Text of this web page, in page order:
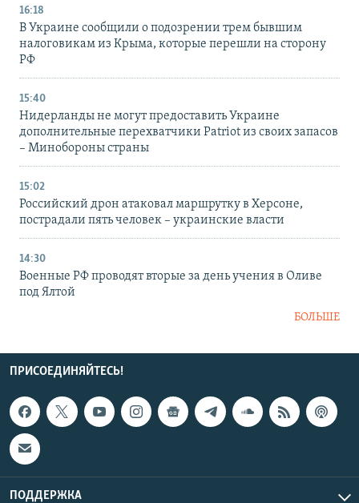
16:18
В Украине сообщили о подозрении трем бывшим
налоговикам из Крыма, которые перешли на сторону
РФ
15:40
Нидерланды не могут предоставить Украине
дополнительные перехватчики Patriot из своих запасов
– Минобороны страны
15:02
Российский дрон атаковал маршрутку в Херсоне,
пострадали пять человек – украинские власти
14:30
Военные РФ проводят вторые за день учения в Оливе
под Ялтой
БОЛЬШЕ
ПРИСОЕДИНЯЙТЕСЬ!
ПОДДЕРЖКА